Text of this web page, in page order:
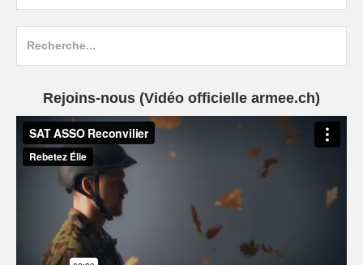
Rejoins-nous (Vidéo officielle armee.ch)